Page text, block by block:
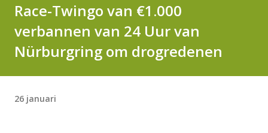
Race-Twingo van €1.000
verbannen van 24 Uur van
Nürburgring om drogredenen
26 januari